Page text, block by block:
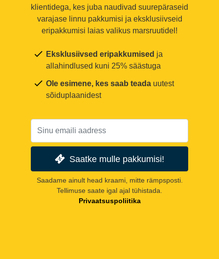
klientidega, kes juba naudivad suurepäraseid
varajase linnu pakkumisi ja eksklusiivseid
eripakkumisi laias valikus marsruutidel!
Eksklusiivsed eripakkumised ja
allahindlused kuni 25% säästuga
Ole esimene, kes saab teada uutest
sõiduplaanidest
Saatke mulle pakkumisi!
Saadame ainult head kraami, mitte rämpsposti.
Tellimuse saate igal ajal tühistada.
Privaatsuspoliitika